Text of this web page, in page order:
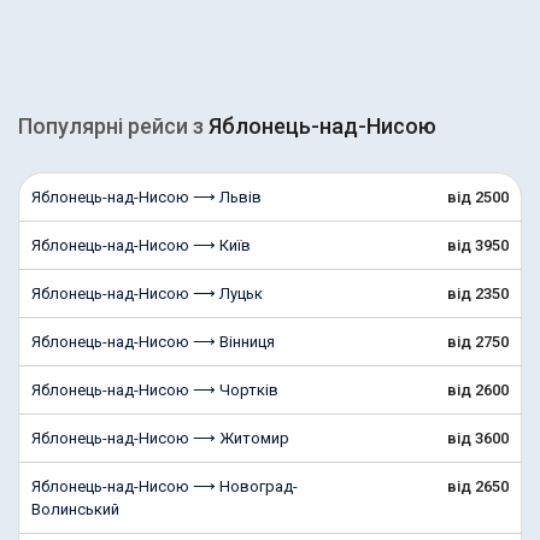
Популярні рейcи з Яблонець-над-Нисою
Яблонець-над-Нисою ⟶ Львів від 2500
Яблонець-над-Нисою ⟶ Київ від 3950
Яблонець-над-Нисою ⟶ Луцьк від 2350
Яблонець-над-Нисою ⟶ Вінниця від 2750
Яблонець-над-Нисою ⟶ Чортків від 2600
Яблонець-над-Нисою ⟶ Житомир від 3600
Яблонець-над-Нисою ⟶ Новоград-
Волинський
від 2650